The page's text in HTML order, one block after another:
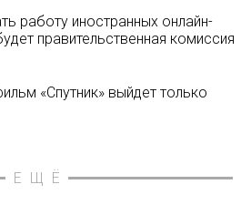
работу иностранных онлайн-
правительственная комиссия
«Спутник» выйдет только
ЕЩЁ